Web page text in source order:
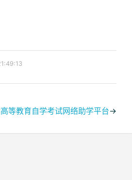
等教育自学考试网络助学平台→